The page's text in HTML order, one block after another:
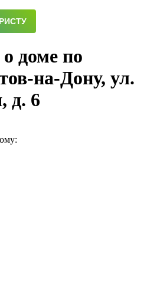
доме по
на-Дону, ул.
д. 6